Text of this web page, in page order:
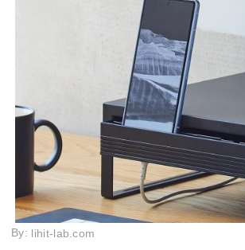
By: lihit-lab.com